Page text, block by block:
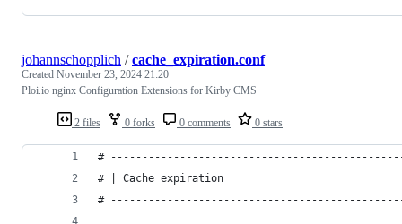
2 files 0 forks 0 comments 0 stars
johannschopplich /cache_expiration.conf
Created November 23, 2024 21:20
Ploi.io nginx Configuration Extensions for Kirby CMS
#
# | Cache expiration
#